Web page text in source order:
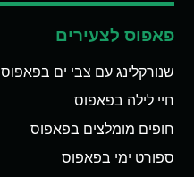
פאפוס לצעירים
שנורקלינג עם צבי ים בפאפוס
חיי לילה בפאפוס
חופים מומלצים בפאפוס
ספורט ימי בפאפוס